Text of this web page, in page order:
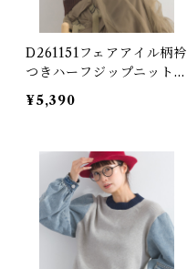
D261151フェアアイル柄衿
つきハーフジップニット /
Fair Isle Collar Half-Zi
p Knit Pullover
¥5,390